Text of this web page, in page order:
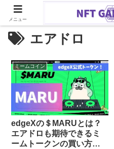
エアドロ
ミームコイン
edgeXの＄MARUとは？
エアドロも期待できるミ
ームトークンの買い方と
メニュー